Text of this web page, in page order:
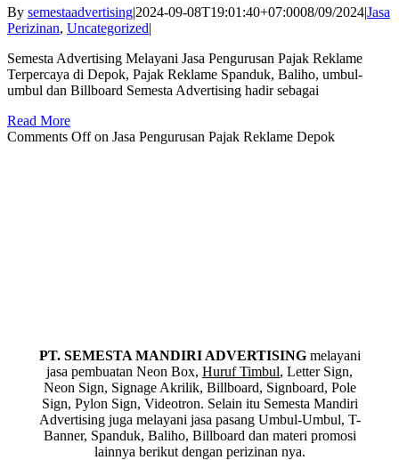
By semestaadvertising|2024-09-08T19:01:40+07:0008/09/2024|Jasa
Perizinan, Uncategorized|
Semesta Advertising Melayani Jasa Pengurusan Pajak Reklame
Terpercaya di Depok, Pajak Reklame Spanduk, Baliho, umbul-
umbul dan Billboard Semesta Advertising hadir sebagai
Read More
Comments Offon Jasa Pengurusan Pajak Reklame Depok
PT. SEMESTA MANDIRI ADVERTISINGmelayani
jasa pembuatan Neon Box, Huruf Timbul, Letter Sign,
Neon Sign, Signage Akrilik, Billboard, Signboard, Pole
Sign, Pylon Sign, Videotron. Selain itu Semesta Mandiri
Advertising juga melayani jasa pasang Umbul-Umbul, T-
Banner, Spanduk, Baliho, Billboard dan materi promosi
lainnya berikut dengan perizinan nya.